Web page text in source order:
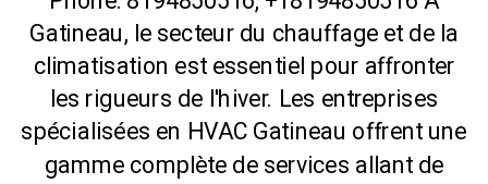
Gatineau, le secteur du chauffage et de la
climatisation est essentiel pour affronter
les rigueurs de l'hiver. Les entreprises
spécialisées en HVAC Gatineau offrent une
gamme complète de services allant de